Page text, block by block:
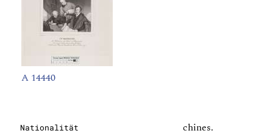
A 14440
Nationalität chines.